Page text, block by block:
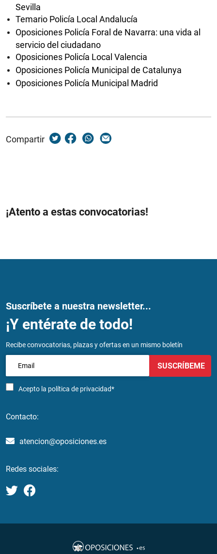
Sevilla
Temario Policía Local Andalucía
Oposiciones Policía Foral de Navarra: una vida al
servicio del ciudadano
Oposiciones Policía Local Valencia
Oposiciones Policía Municipal de Catalunya
Oposiciones Policía Municipal Madrid
Compartir
¡Atento a estas convocatorias!
Suscríbete a nuestra newsletter...
¡Y entérate de todo!
Recibe convocatorias, plazas y ofertas en un mismo boletín
Acepto la política de privacidad*
SUSCRÍBEME
Contacto:
atencion@oposiciones.es
Redes sociales: